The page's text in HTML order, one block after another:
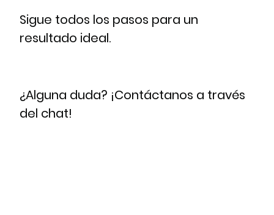
Sigue todos los pasos para un
resultado ideal.
¿Alguna duda? ¡Contáctanos a través
del chat!